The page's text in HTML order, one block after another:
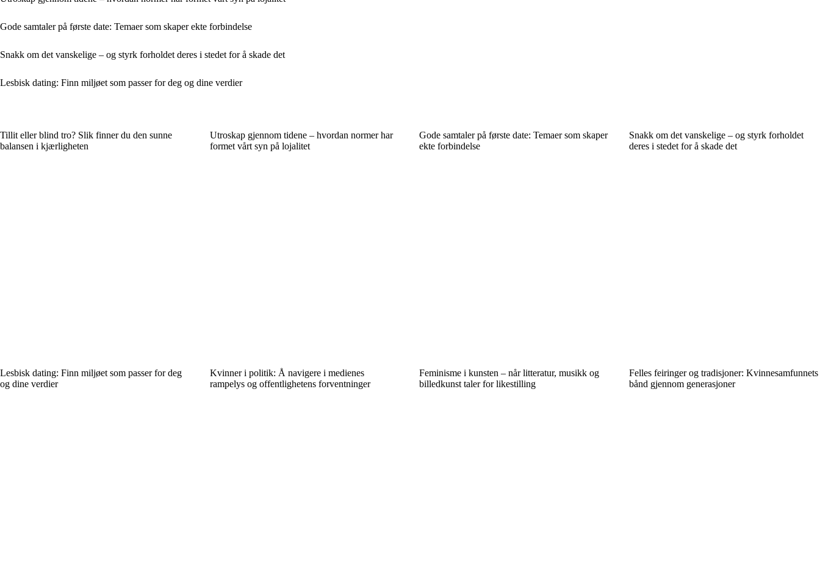
Gode samtaler på første date: Temaer som skaper ekte forbindelse
Snakk om det vanskelige – og styrk forholdet deres i stedet for å skade det
Lesbisk dating: Finn miljøet som passer for deg og dine verdier
Tillit eller blind tro? Slik finner du den sunne
balansen i kjærligheten
Utroskap gjennom tidene – hvordan normer har
formet vårt syn på lojalitet
Gode samtaler på første date: Temaer som skaper
ekte forbindelse
Snakk om det vanskelige – og styrk forholdet
deres i stedet for å skade det
Lesbisk dating: Finn miljøet som passer for deg
og dine verdier
Kvinner i politik: Å navigere i medienes
rampelys og offentlighetens forventninger
Feminisme i kunsten – når litteratur, musikk og
billedkunst taler for likestilling
Felles feiringer og tradisjoner: Kvinnesamfunnets
bånd gjennom generasjoner